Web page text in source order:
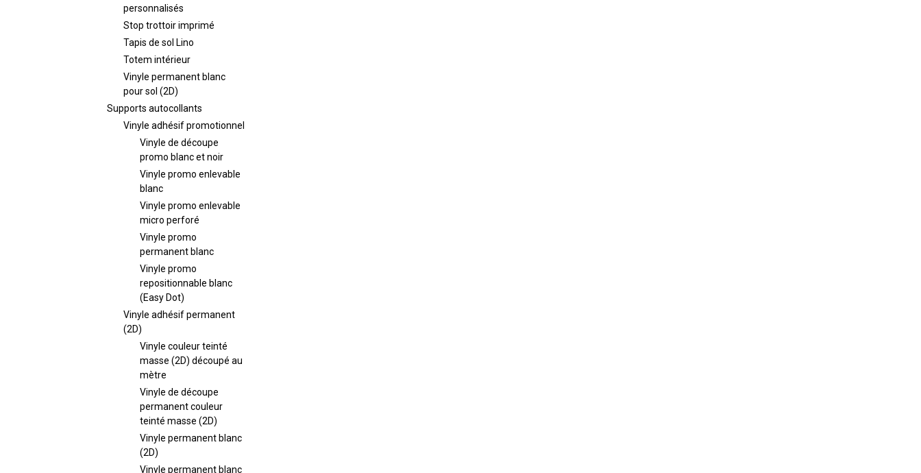
personnalisés
Stop trottoir imprimé
Tapis de sol Lino
Totem intérieur
Vinyle permanent blanc
pour sol (2D)
Supports autocollants
Vinyle adhésif promotionnel
Vinyle de découpe
promo blanc et noir
Vinyle promo enlevable
blanc
Vinyle promo enlevable
micro perforé
Vinyle promo
permanent blanc
Vinyle promo
repositionnable blanc
(Easy Dot)
Vinyle adhésif permanent
(2D)
Vinyle couleur teinté
masse (2D) découpé au
mètre
Vinyle de découpe
permanent couleur
teinté masse (2D)
Vinyle permanent blanc
(2D)
Vinyle permanent blanc